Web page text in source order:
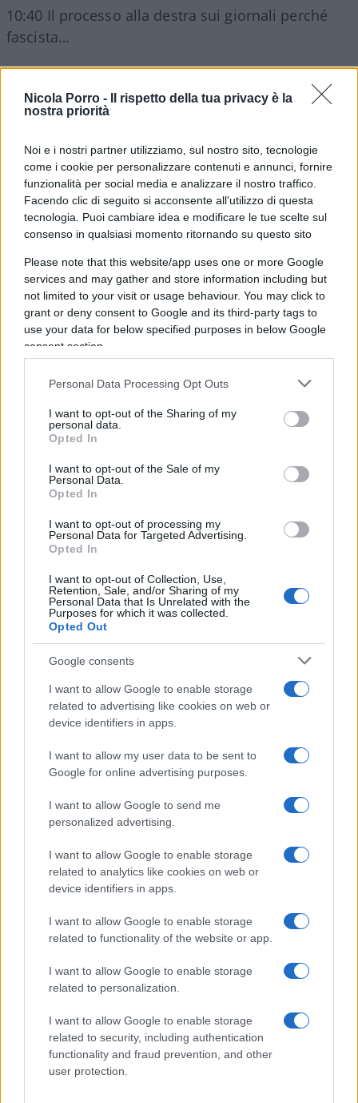
Nicola Porro -
Il rispetto della tua privacy è la
nostra priorità
Noi e i nostri partner utilizziamo, sul nostro sito, tecnologie
come i cookie per personalizzare contenuti e annunci, fornire
funzionalità per social media e analizzare il nostro traffico.
Facendo clic di seguito si acconsente all'utilizzo di questa
tecnologia. Puoi cambiare idea e modificare le tue scelte sul
consenso in qualsiasi momento ritornando su questo sito
Please note that this website/app uses one or more Google
services and may gather and store information including but
not limited to your visit or usage behaviour. You may click to
grant or deny consent to Google and its third-party tags to
use your data for below specified purposes in below Google
consent section.
Personal Data Processing Opt Outs
I want to opt-out of the Sharing of my
personal data.
Opted In
I want to opt-out of the Sale of my
Personal Data.
Opted In
I want to opt-out of processing my
Personal Data for Targeted Advertising.
Opted In
I want to opt-out of Collection, Use,
Retention, Sale, and/or Sharing of my
Personal Data that Is Unrelated with the
Purposes for which it was collected.
Opted Out
Google consents
I want to allow Google to enable storage
related to advertising like cookies on web or
device identifiers in apps.
I want to allow my user data to be sent to
Google for online advertising purposes.
I want to allow Google to send me
personalized advertising.
I want to allow Google to enable storage
related to analytics like cookies on web or
device identifiers in apps.
I want to allow Google to enable storage
related to functionality of the website or app.
I want to allow Google to enable storage
related to personalization.
I want to allow Google to enable storage
related to security, including authentication
functionality and fraud prevention, and other
user protection.
10:40 Il processo alla destra sui giornali perché
fascista…
11:03 Parola ai commensali. Grazie per tutte le
11:41 Da leggere Pietro Senaldi su Libero, chiedete
Elly Schleinse è anticomunista.
Rispunta Gianfranco Fini
, ovviamente per
criticare Meloni e la destra. Ma basta!
14:47Politica, nel frattempo Borghi lascia il Pd.
15:15 E l’Italia potrebbe essere sotto attacco
finanziario.
Esteri, Biden sfida Trump.
18:35 E per ilNew York Times e non solo per lui è
boom degli scacchi tra i giovani.
19:28 Parola ai commensali.
Vignetta del 07/08/2026
Più lodi al Sud che al Nord (e
relativi bonus). La maturità
ormai è una barzelletta